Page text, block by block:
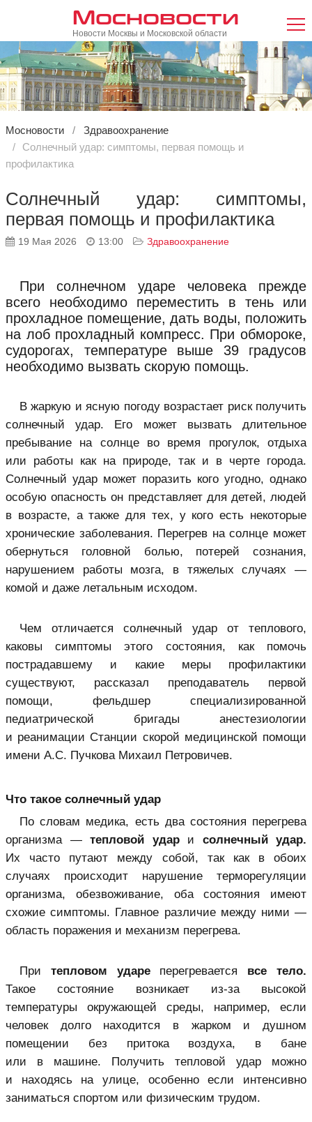
Мосновости
Новости Москвы и Московской области
Мосновости
Здравоохранение
Солнечный удар: симптомы, первая помощь и
профилактика
Солнечный удар: симптомы,
первая помощь и профилактика
19 Мая 2026 13:00 Здравоохранение
При солнечном ударе человека прежде
всего необходимо переместить в тень или
прохладное помещение, дать воды, положить
на лоб прохладный компресс. При обмороке,
судорогах, температуре выше 39 градусов
необходимо вызвать скорую помощь.
В жаркую и ясную погоду возрастает риск получить
солнечный удар. Его может вызвать длительное
пребывание на солнце во время прогулок, отдыха
или работы как на природе, так и в черте города.
Солнечный удар может поразить кого угодно, однако
особую опасность он представляет для детей, людей
в возрасте, а также для тех, у кого есть некоторые
хронические заболевания. Перегрев на солнце может
обернуться головной болью, потерей сознания,
нарушением работы мозга, в тяжелых случаях —
комой и даже летальным исходом.
Чем отличается солнечный удар от теплового,
каковы симптомы этого состояния, как помочь
пострадавшему и какие меры профилактики
существуют, рассказал преподаватель первой
помощи, фельдшер специализированной
педиатрической бригады анестезиологии
и реанимации Станции скорой медицинской помощи
имени А.С. Пучкова Михаил Петровичев.
Что такое солнечный удар
По словам медика, есть два состояния перегрева
организма — тепловой удари солнечный удар.
Их часто путают между собой, так как в обоих
случаях происходит нарушение терморегуляции
организма, обезвоживание, оба состояния имеют
схожие симптомы. Главное различие между ними —
область поражения и механизм перегрева.
При тепловом удареперегревается все тело.
Такое состояние возникает из-за высокой
температуры окружающей среды, например, если
человек долго находится в жарком и душном
помещении без притока воздуха, в бане
или в машине. Получить тепловой удар можно
и находясь на улице, особенно если интенсивно
заниматься спортом или физическим трудом.